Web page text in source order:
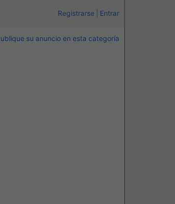
Registrarse Entrar
su anuncio en esta categoría